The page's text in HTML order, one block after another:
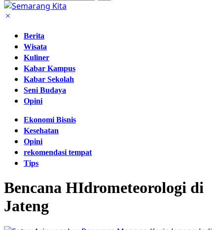
Berita
Wisata
Kuliner
Kabar Kampus
Kabar Sekolah
Seni Budaya
Opini
Ekonomi Bisnis
Kesehatan
Opini
rekomendasi tempat
Tips
Bencana HIdrometeorologi di
Jateng